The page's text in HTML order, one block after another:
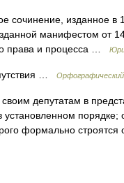
изданное в
манифестом от
права и процесса …
… Орфографический
депутатам в
порядке;
формально